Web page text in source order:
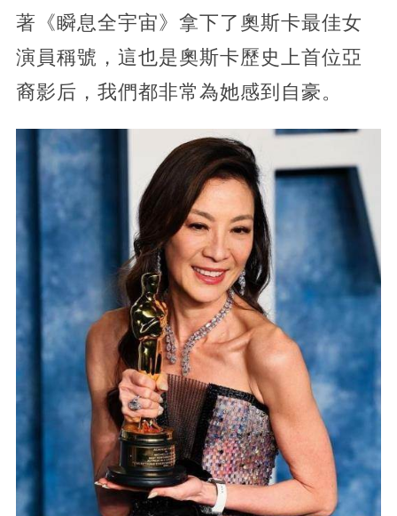
著《瞬息全宇宙》拿下了奧斯卡最佳女
演員稱號，這也是奧斯卡歷史上首位亞
裔影后，我們都非常為她感到自豪。